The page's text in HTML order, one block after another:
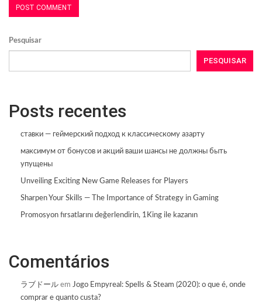
Pesquisar
PESQUISAR
Posts recentes
ставки — геймерский подход к классическому азарту
максимум от бонусов и акций ваши шансы не должны быть
упущены
Unveiling Exciting New Game Releases for Players
Sharpen Your Skills — The Importance of Strategy in Gaming
Promosyon fırsatlarını değerlendirin, 1King ile kazanın
Comentários
ラブドール em Jogo Empyreal: Spells & Steam (2020): o que é, onde
comprar e quanto custa?